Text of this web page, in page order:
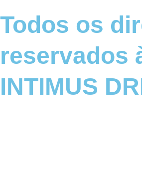
t
a
r
a
m
t
s
p
p
Todos os
reservados
INTIMUS